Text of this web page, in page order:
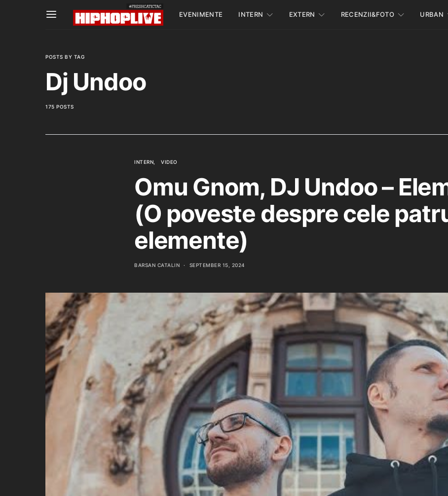
EVENIMENTE INTERN EXTERN RECENZII&FOTO URBAN
POSTS BY TAG
Dj Undoo
175 POSTS
INTERN VIDEO
Omu Gnom, DJ Undoo –
(O poveste despre cele
elemente)
BARSAN CATALIN SEPTEMBER 15, 2024